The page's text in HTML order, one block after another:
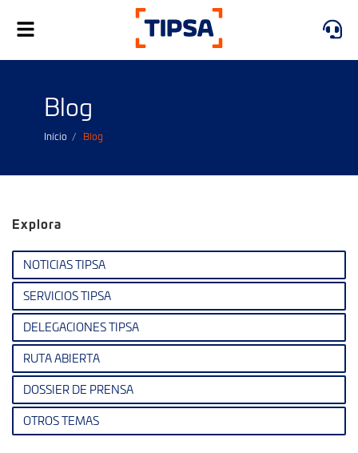
Toggle
navigation
Blog
Início Blog
Explora
NOTICIAS TIPSA
SERVICIOS TIPSA
DELEGACIONES TIPSA
RUTA ABIERTA
DOSSIER DE PRENSA
OTROS TEMAS